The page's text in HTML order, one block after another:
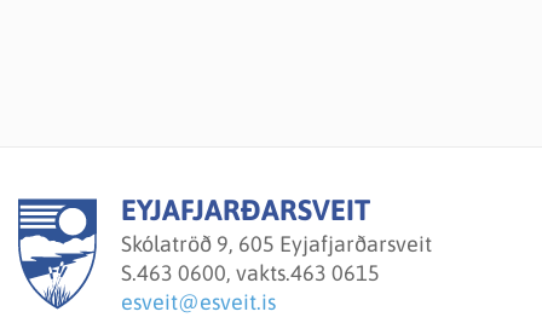
EYJAFJARÐARSVEIT
Skólatröð 9, 605 Eyjafjarðarsveit
S.463 0600, vakts.463 0615
esveit@esveit.is